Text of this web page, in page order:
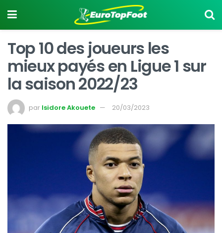
Top 10 des joueurs les
mieux payés en Ligue 1 sur
la saison 2022/23
par Isidore Akouete 20/03/2023